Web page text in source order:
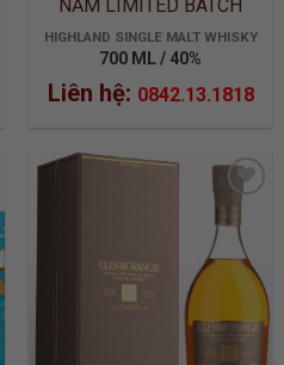
NĂM LIMITED BATCH
2905
HIGHLAND SINGLE MALT WHISKY
700 ML / 40%
Liên hệ: 0842.13.1818
ADD TO
WISHLIST